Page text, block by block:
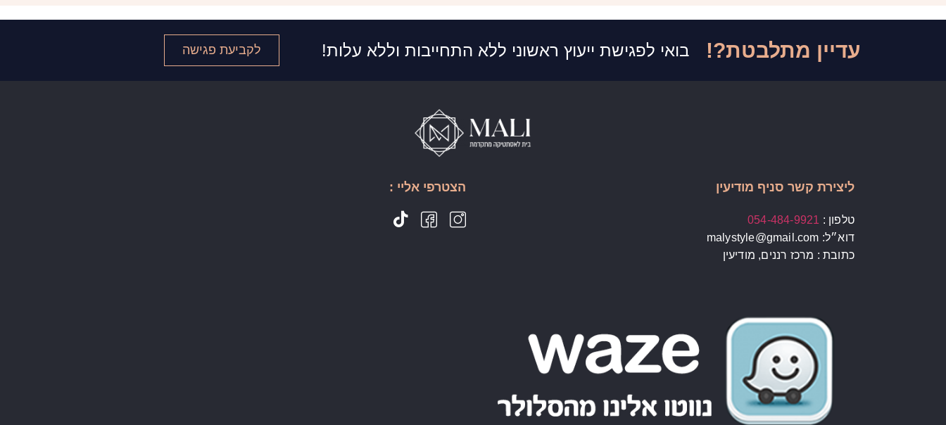
עדיין מתלבטת?! בואי לפגישת ייעוץ ראשוני ללא התחייבות וללא עלות! לקביעת פגישה
ליצירת קשר סניף מודיעין
טלפון : 054-484-9921
דוא״ל: malystyle@gmail.com
כתובת : מרכז רננים, מודיעין
הצטרפי אליי :